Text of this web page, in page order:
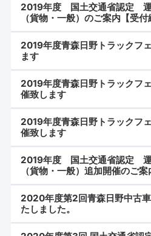
2019年度 国土交通省認定 運
（貨物・一般）のご案内【受付
2019年度青森日野トラックフ
ます
2019年度青森日野トラックフ
催致します
2019年度青森日野トラックフ
催致します
2019年度 国土交通省認定 運
（貨物・一般）追加開催のご案
2020年度第2回青森日野中古
たしました。